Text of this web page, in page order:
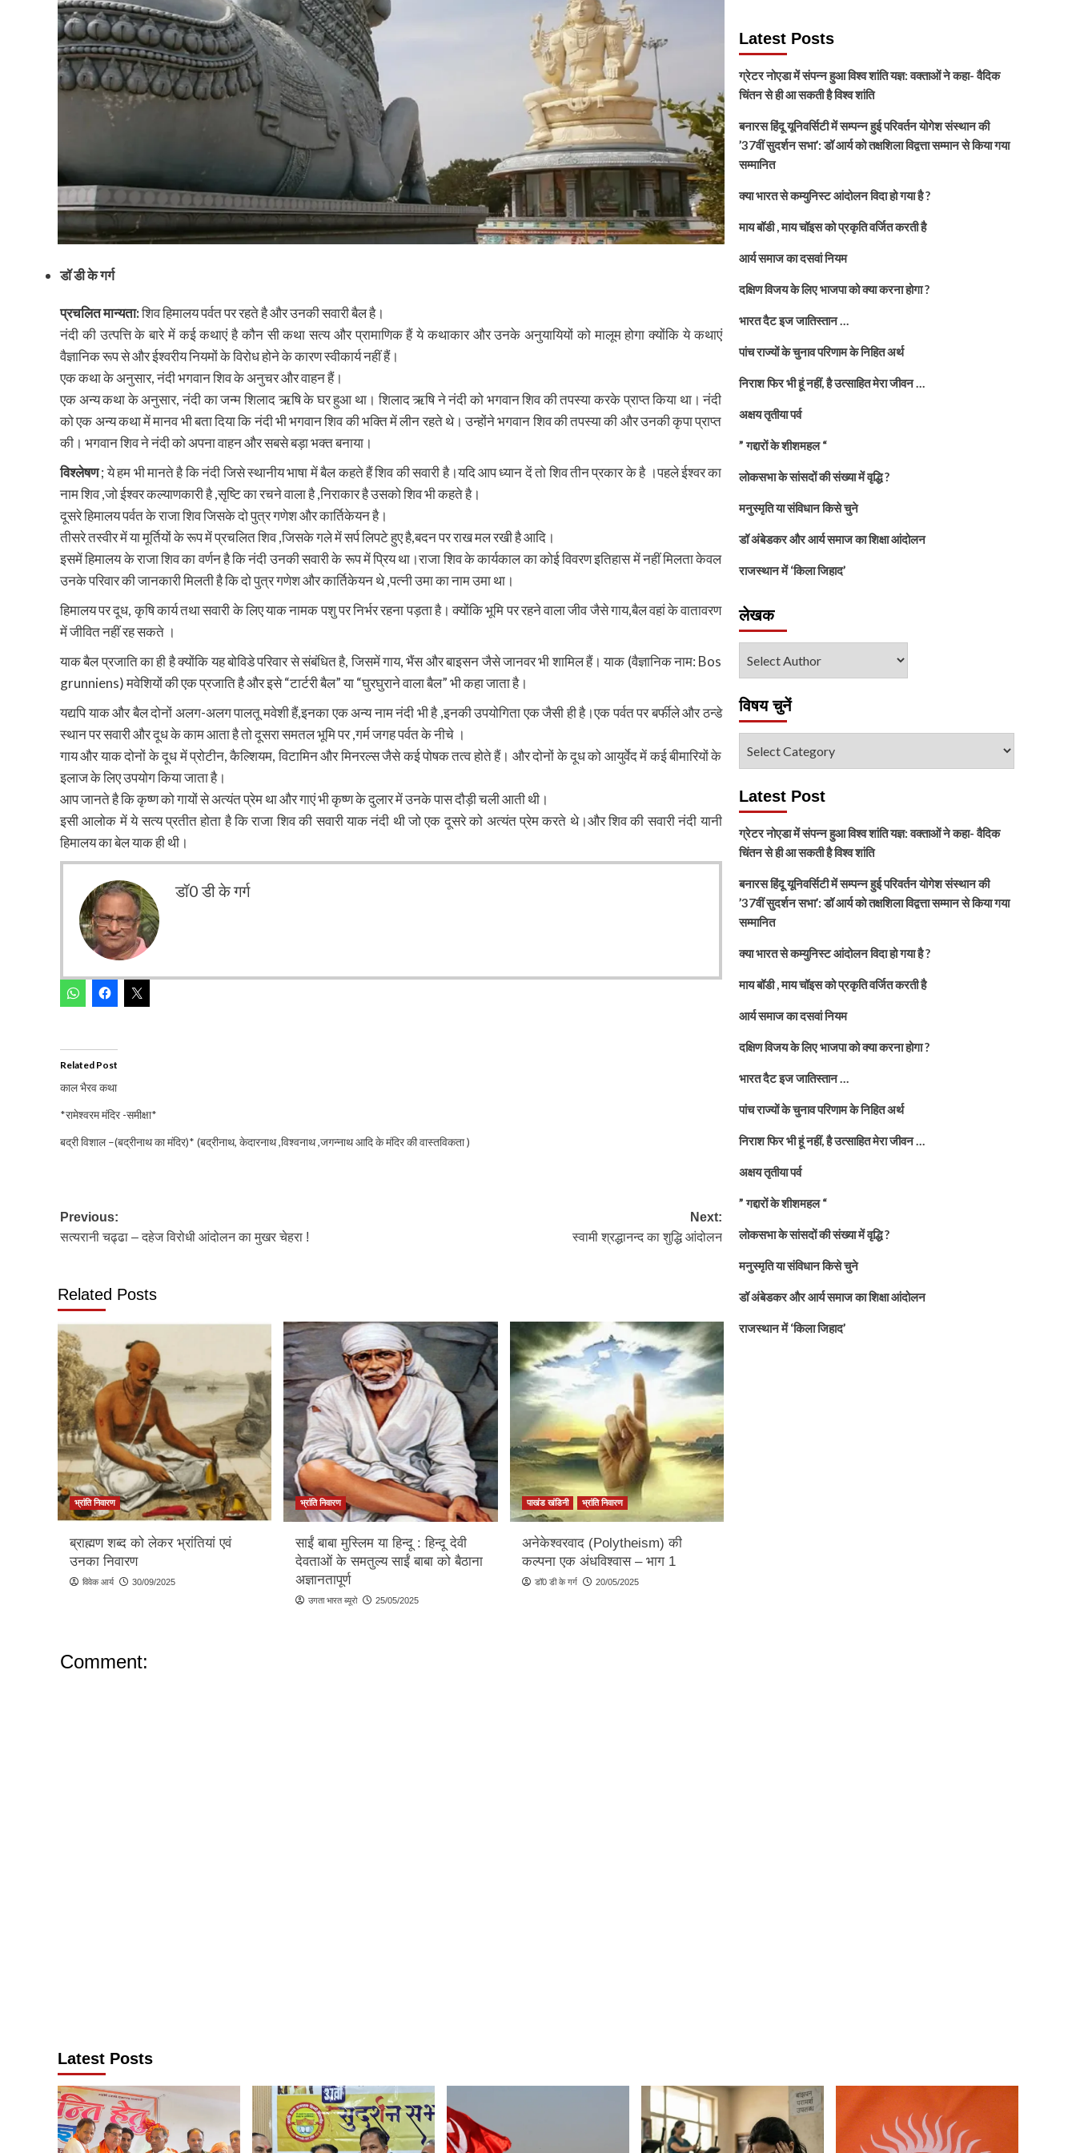
डॉ डी के गर्ग
प्रचलित मान्यता:शिव हिमालय पर्वत पर रहते है और उनकी सवारी बैल है।
नंदी की उत्पत्ति के बारे में कई कथाएं है कौन सी कथा सत्य और प्रामाणिक हैं ये कथाकार और उनके अनुयायियों को मालूम होगा क्योंकि ये कथाएं
वैज्ञानिक रूप से और ईश्वरीय नियमों के विरोध होने के कारण स्वीकार्य नहीं हैं।
एक कथा के अनुसार, नंदी भगवान शिव के अनुचर और वाहन हैं।
एक अन्य कथा के अनुसार, नंदी का जन्म शिलाद ऋषि के घर हुआ था। शिलाद ऋषि ने नंदी को भगवान शिव की तपस्या करके प्राप्त किया था। नंदी
को एक अन्य कथा में मानव भी बता दिया कि नंदी भी भगवान शिव की भक्ति में लीन रहते थे। उन्होंने भगवान शिव की तपस्या की और उनकी कृपा प्राप्त
की। भगवान शिव ने नंदी को अपना वाहन और सबसे बड़ा भक्त बनाया।
विश्लेषण; ये हम भी मानते है कि नंदी जिसे स्थानीय भाषा में बैल कहते हैं शिव की सवारी है।यदि आप ध्यान दें तो शिव तीन प्रकार के है ।पहले ईश्वर का
नाम शिव ,जो ईश्वर कल्याणकारी है ,सृष्टि का रचने वाला है ,निराकार है उसको शिव भी कहते है।
दूसरे हिमालय पर्वत के राजा शिव जिसके दो पुत्र गणेश और कार्तिकेयन है।
तीसरे तस्वीर में या मूर्तियों के रूप में प्रचलित शिव ,जिसके गले में सर्प लिपटे हुए है,बदन पर राख मल रखी है आदि।
इसमें हिमालय के राजा शिव का वर्णन है कि नंदी उनकी सवारी के रूप में प्रिय था।राजा शिव के कार्यकाल का कोई विवरण इतिहास में नहीं मिलता केवल
उनके परिवार की जानकारी मिलती है कि दो पुत्र गणेश और कार्तिकेयन थे ,पत्नी उमा का नाम उमा था।
हिमालय पर दूध, कृषि कार्य तथा सवारी के लिए याक नामक पशु पर निर्भर रहना पड़ता है। क्योंकि भूमि पर रहने वाला जीव जैसे गाय,बैल वहां के वातावरण
में जीवित नहीं रह सकते ।
याक बैल प्रजाति का ही है क्योंकि यह बोविडे परिवार से संबंधित है, जिसमें गाय, भैंस और बाइसन जैसे जानवर भी शामिल हैं। याक (वैज्ञानिक नाम: Bos
grunniens) मवेशियों की एक प्रजाति है और इसे “टार्टरी बैल” या “घुरघुराने वाला बैल” भी कहा जाता है।
यद्यपि याक और बैल दोनों अलग-अलग पालतू मवेशी हैं,इनका एक अन्य नाम नंदी भी है ,इनकी उपयोगिता एक जैसी ही है।एक पर्वत पर बर्फीले और ठन्डे
स्थान पर सवारी और दूध के काम आता है तो दूसरा समतल भूमि पर ,गर्म जगह पर्वत के नीचे ।
गाय और याक दोनों के दूध में प्रोटीन, कैल्शियम, विटामिन और मिनरल्स जैसे कई पोषक तत्व होते हैं। और दोनों के दूध को आयुर्वेद में कई बीमारियों के
इलाज के लिए उपयोग किया जाता है।
आप जानते है कि कृष्ण को गायों से अत्यंत प्रेम था और गाएं भी कृष्ण के दुलार में उनके पास दौड़ी चली आती थी।
इसी आलोक में ये सत्य प्रतीत होता है कि राजा शिव की सवारी याक नंदी थी जो एक दूसरे को अत्यंत प्रेम करते थे।और शिव की सवारी नंदी यानी
हिमालय का बेल याक ही थी।
डॉ0 डी के गर्ग
Related Post
काल भैरव कथा
*रामेश्वरम मंदिर -समीक्षा*
बद्री विशाल –(बद्रीनाथ का मंदिर)* (बद्रीनाथ, केदारनाथ ,विश्वनाथ ,जगन्नाथ आदि के मंदिर की वास्तविकता )
Post
navigation
Previous:
सत्यरानी चढ्ढा – दहेज विरोधी आंदोलन का मुखर चेहरा !
Next:
स्वामी श्रद्धानन्द का शुद्धि आंदोलन
Related Posts
भ्रांति निवारण
ब्राह्मण शब्द को लेकर भ्रांतियां एवं
उनका निवारण
विवेक आर्य 30/09/2025
भ्रांति निवारण
साईं बाबा मुस्लिम या हिन्दू : हिन्दू देवी
देवताओं के समतुल्य साईं बाबा को बैठाना
अज्ञानतापूर्ण
उगता भारत ब्यूरो 25/05/2025
पाखंड खंडिनी भ्रांति निवारण
अनेकेश्वरवाद (Polytheism) की
कल्पना एक अंधविश्वास – भाग 1
डॉ0 डी के गर्ग 20/05/2025
Comment:
Latest Posts
ग्रेटर नोएडा में संपन्न हुआ विश्व शांति यज्ञ: वक्ताओं ने कहा- वैदिक
चिंतन से ही आ सकती है विश्व शांति
बनारस हिंदू यूनिवर्सिटी में सम्पन्न हुई परिवर्तन योगेश संस्थान की
’37वीं सुदर्शन सभा’: डॉ आर्य को तक्षशिला विद्वत्ता सम्मान से किया गया
सम्मानित
क्या भारत से कम्युनिस्ट आंदोलन विदा हो गया है ?
माय बॉडी , माय चॉइस को प्रकृति वर्जित करती है
आर्य समाज का दसवां नियम
दक्षिण विजय के लिए भाजपा को क्या करना होगा ?
भारत दैट इज जातिस्तान …
पांच राज्यों के चुनाव परिणाम के निहित अर्थ
निराश फिर भी हूं नहीं, है उत्साहित मेरा जीवन …
अक्षय तृतीया पर्व
” गद्दारों के शीशमहल “
लोकसभा के सांसदों की संख्या में वृद्धि ?
मनुस्मृति या संविधान किसे चुने
डॉ अंबेडकर और आर्य समाज का शिक्षा आंदोलन
राजस्थान में ‘किला जिहाद’
लेखक
विषय चुनें
Latest Post
ग्रेटर नोएडा में संपन्न हुआ विश्व शांति यज्ञ: वक्ताओं ने कहा- वैदिक
चिंतन से ही आ सकती है विश्व शांति
बनारस हिंदू यूनिवर्सिटी में सम्पन्न हुई परिवर्तन योगेश संस्थान की
’37वीं सुदर्शन सभा’: डॉ आर्य को तक्षशिला विद्वत्ता सम्मान से किया गया
सम्मानित
क्या भारत से कम्युनिस्ट आंदोलन विदा हो गया है ?
माय बॉडी , माय चॉइस को प्रकृति वर्जित करती है
आर्य समाज का दसवां नियम
दक्षिण विजय के लिए भाजपा को क्या करना होगा ?
भारत दैट इज जातिस्तान …
पांच राज्यों के चुनाव परिणाम के निहित अर्थ
निराश फिर भी हूं नहीं, है उत्साहित मेरा जीवन …
अक्षय तृतीया पर्व
” गद्दारों के शीशमहल “
लोकसभा के सांसदों की संख्या में वृद्धि ?
मनुस्मृति या संविधान किसे चुने
डॉ अंबेडकर और आर्य समाज का शिक्षा आंदोलन
राजस्थान में ‘किला जिहाद’
Latest Posts